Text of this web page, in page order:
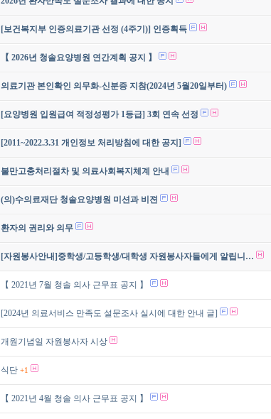
[보건복지부 인증의료기관 선정 (4주기)] 인증획득
【 2026년 청솔요양병원 연간계획 공지 】
의료기관 본인확인 의무화-신분증 지참(2024년 5월20일부터)
[요양병원 입원급여 적정성평가 1등급] 3회 연속 선정
[2011~2022.3.31 개인정보 처리방침에 대한 공지]
불만고충처리절차 및 의료사회복지체계 안내
(의)수의료재단 청솔요양병원 미션과 비젼
환자의 권리와 의무
[자원봉사안내]중학생/고등학생/대학생 자원봉사자들에게 알립니…
【 2021년 7월 청솔 의사 근무표 공지 】
[2024년 의료서비스 만족도 설문조사 실시에 대한 안내 글]
개원기념일 자원봉사자 시상
식단 +1
【 2021년 4월 청솔 의사 근무표 공지 】